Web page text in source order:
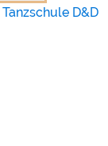
Tanzschule D&D